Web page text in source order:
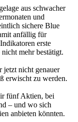
aus schwacher
und
sichere Blue
anfällig für
erste
mehr bestätigt.
jetzt nicht genauer
erwischt zu werden.
fünf Aktien, bei
– und wo sich
anbieten könnten.